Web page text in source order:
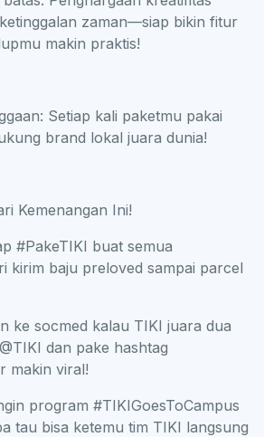
zaman—siap bikin fitur
makin praktis!
Setiap kali paketmu pakai
brand lokal juara dunia!
Kemenangan Ini!
#PakeTIKI buat semua
kirim baju preloved sampai parcel
ke socmed kalau TIKI juara dua
dan pake hashtag
makin viral!
program #TIKIGoesToCampus
tau bisa ketemu tim TIKI langsung